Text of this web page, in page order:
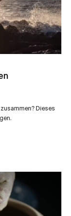
Dieses